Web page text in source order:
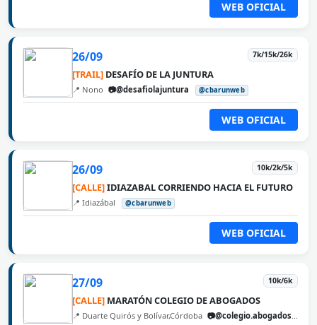
WEB OFICIAL
26/09 7k/15k/26k
[TRAIL] DESAFÍO DE LA JUNTURA
📍 Nono 📷@desafiolajuntura @cbarunweb
WEB OFICIAL
26/09 10k/2k/5k
[CALLE]IDIAZABAL CORRIENDO HACIA EL FUTURO
📍 Idiazábal @cbarunweb
WEB OFICIAL
27/09 10k/6k
[CALLE] MARATÓN COLEGIO DE ABOGADOS
📍 Duarte Quirós y Bolívar,Córdoba 📷@colegio.abogados.cordoba